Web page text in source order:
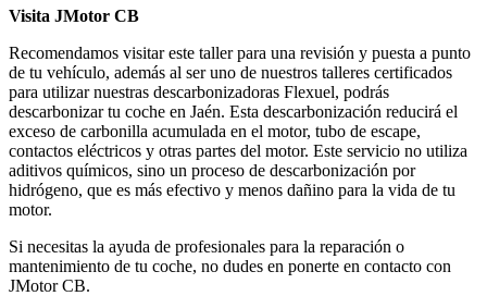
Visita JMotor CB
Recomendamos visitar este taller para una revisión y puesta a punto
de tu vehículo, además al ser uno de nuestros talleres certificados
para utilizar nuestras descarbonizadoras Flexuel, podrás
descarbonizar tu coche en Jaén. Esta descarbonización reducirá el
exceso de carbonilla acumulada en el motor, tubo de escape,
contactos eléctricos y otras partes del motor. Este servicio no utiliza
aditivos químicos, sino un proceso de descarbonización por
hidrógeno, que es más efectivo y menos dañino para la vida de tu
motor.
Si necesitas la ayuda de profesionales para la reparación o
mantenimiento de tu coche, no dudes en ponerte en contacto con
JMotor CB.